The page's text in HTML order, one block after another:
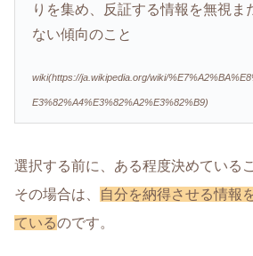
りを集め、反証する情報を無視ま
ない傾向のこと
wiki(https://ja.wikipedia.org/wiki/
E3%82%A4%E3%82%A2%E3%82%B9)
選択する前に、ある程度決めている
その場合は、
自分を納得させる情報
ているのです。